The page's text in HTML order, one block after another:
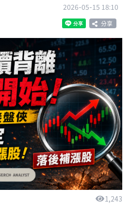
2026-05-15 18:10
分享
1,243